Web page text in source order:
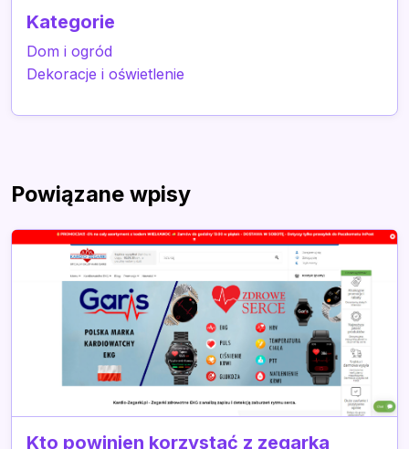
Kategorie
Dom i ogród
Dekoracje i oświetlenie
Powiązane wpisy
Kto powinien korzystać z zegarka